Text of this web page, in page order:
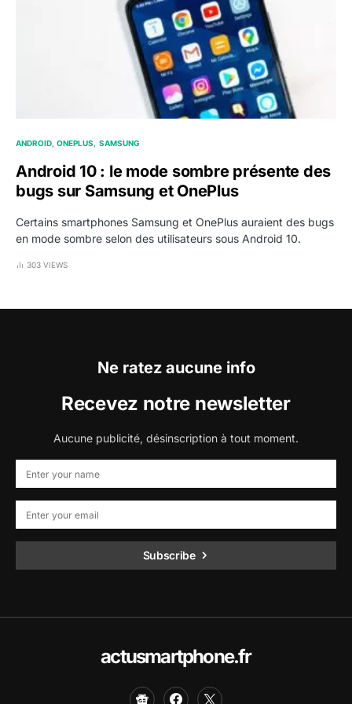
ANDROID ONEPLUS SAMSUNG
Android 10 : le mode sombre présente des
bugs sur Samsung et OnePlus
Certains smartphones Samsung et OnePlus auraient des bugs
en mode sombre selon des utilisateurs sous Android 10.
303 VIEWS
Ne ratez aucune info
Recevez notre newsletter
Aucune publicité, désinscription à tout moment.
Subscribe
actusmartphone.fr